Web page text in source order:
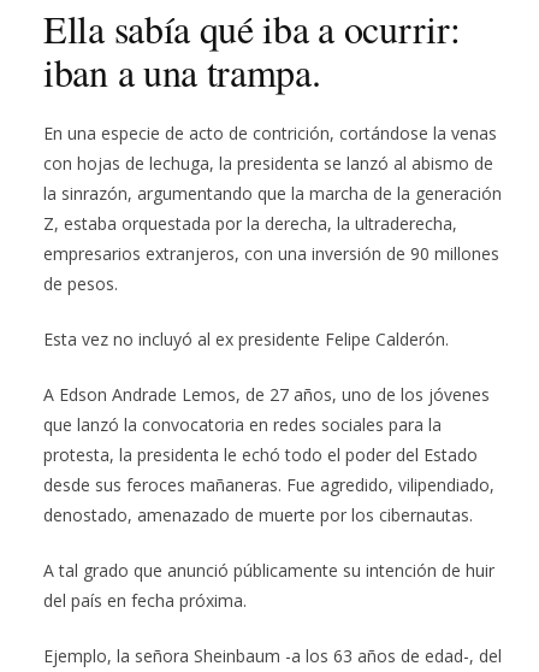
Ella sabía qué iba a ocurrir:
iban a una trampa.
En una especie de acto de contrición, cortándose la venas
con hojas de lechuga, la presidenta se lanzó al abismo de
la sinrazón, argumentando que la marcha de la generación
Z, estaba orquestada por la derecha, la ultraderecha,
empresarios extranjeros, con una inversión de 90 millones
de pesos.
Esta vez no incluyó al ex presidente Felipe Calderón.
A Edson Andrade Lemos, de 27 años, uno de los jóvenes
que lanzó la convocatoria en redes sociales para la
protesta, la presidenta le echó todo el poder del Estado
desde sus feroces mañaneras. Fue agredido, vilipendiado,
denostado, amenazado de muerte por los cibernautas.
A tal grado que anunció públicamente su intención de huir
del país en fecha próxima.
Ejemplo, la señora Sheinbaum -a los 63 años de edad-, del